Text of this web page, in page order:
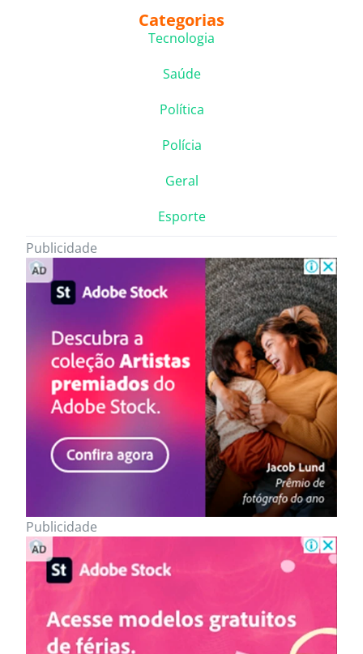
Categorias
Tecnologia
Saúde
Política
Polícia
Geral
Esporte
Publicidade
Publicidade